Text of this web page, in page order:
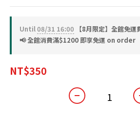
Until08/31 16:00 【8月限定】全館免
📢 全館消費滿$1200 即享免運 on order
NT$350